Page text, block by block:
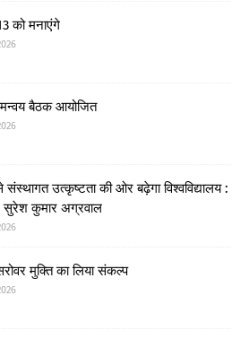
को मनाएंगे
बैठक आयोजित
उत्कृष्टता की ओर बढ़ेगा विश्वविद्यालय :
कुमार अग्रवाल
मुक्ति का लिया संकल्प